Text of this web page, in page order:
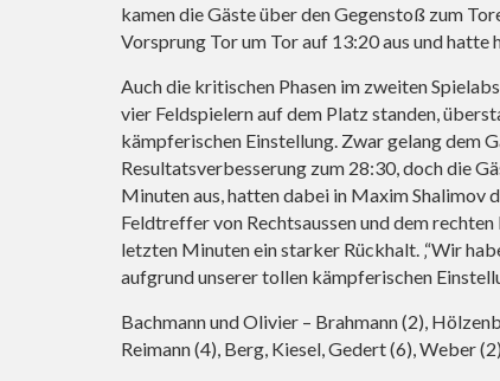
kamen die Gäste über den Gegenstoß zum
Vorsprung Tor um Tor auf 13:20 aus und
Auch die kritischen Phasen im zweiten
vier Feldspielern auf dem Platz standen,
kämpferischen Einstellung. Zwar gelang dem
Resultatsverbesserung zum 28:30, doch die
Minuten aus, hatten dabei in Maxim Shalimov
Feldtreffer von Rechtsaussen und dem
letzten Minuten ein starker Rückhalt. ‚“Wir
aufgrund unserer tollen kämpferischen
Bachmann und Olivier – Brahmann (2),
Reimann (4), Berg, Kiesel, Gedert (6), Weber